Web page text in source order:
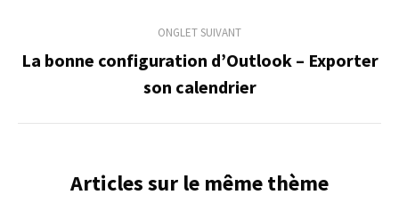
commentaireONGLET SUIVANT
Onglet
suivant
La bonne configuration d’Outlook – Exporter
son calendrier
Articles sur le même thème